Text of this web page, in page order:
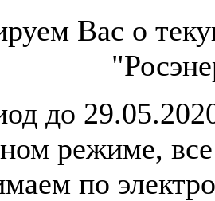
Вас о
до
режиме,
по